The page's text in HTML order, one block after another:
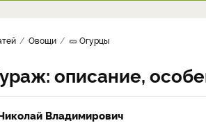
Овощи 🥒 Огурцы
описание,
Владимирович